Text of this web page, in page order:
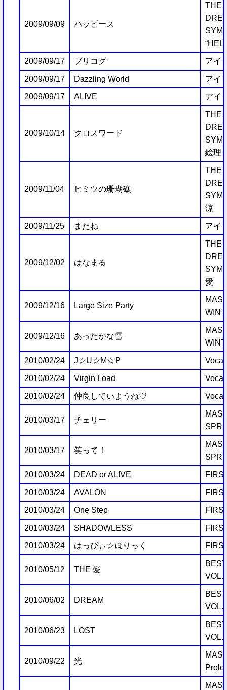
2009/09/09 ハッピース
THE
2009/09/17 プリコグ アイ
2009/09/17 Dazzling World アイ
2009/09/17 ALIVE アイ
2009/10/14 クロスワード
THE
絵理
2009/11/04 ヒミツの珊瑚礁
THE
涼
2009/11/25 またね アイ
2009/12/02 はなまる
THE
愛
2009/12/16 Large Size Party
2009/12/16 あったかな雪
2010/02/24 J☆U☆M☆P
2010/02/24 Virgin Load
2010/02/24 仲良しでいようね♡
2010/03/17 チェリー
2010/03/17 笑って！
2010/03/24 DEAD or ALIVE
2010/03/24 AVALON
2010/03/24 One Step
2010/03/24 SHADOWLESS
2010/03/24 はっぴぃ☆ほりっく
2010/05/12 THE 愛
2010/06/02 DREAM
2010/06/23 LOST
2010/09/22 光